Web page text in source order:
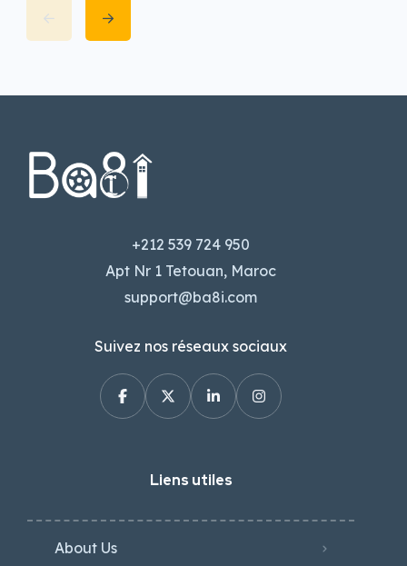
+212 539 724 950
Apt Nr 1 Tetouan, Maroc
support@ba8i.com
Suivez nos réseaux sociaux
Liens utiles
About Us